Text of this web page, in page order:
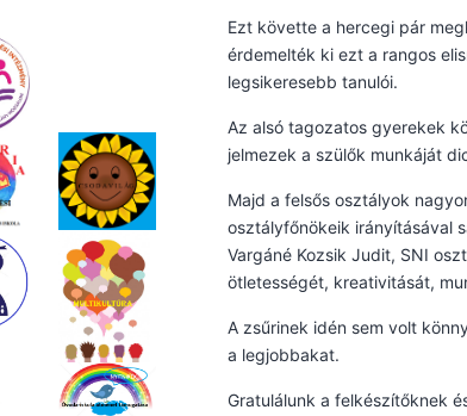
Ezt követte a hercegi pár
érdemelték ki ezt a rangos
legsikeresebb tanulói.
Az alsó tagozatos gyerekek
jelmezek a szülők munkáját
Majd a felsős osztályok
osztályfőnökeik irányításával
Vargáné Kozsik Judit, SNI
ötletességét, kreativitását,
A zsűrinek idén sem volt
a legjobbakat.
Gratulálunk a felkészítőknek